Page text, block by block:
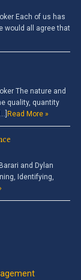
Each of us has
would all agree that
The nature and
quality, quantity
Read More »
and Dylan
Identifying,